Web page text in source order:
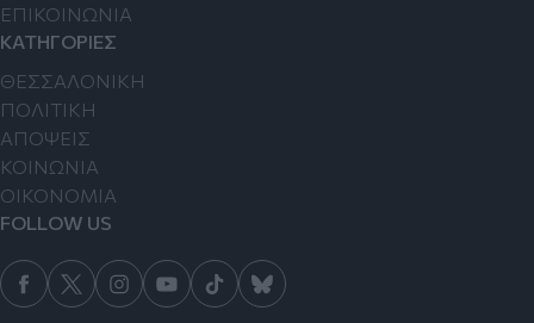
ΕΠΙΚΟΙΝΩΝΙΑ
ΚΑΤΗΓΟΡΙΕΣ
ΘΕΣΣΑΛΟΝΙΚΗ
ΠΟΛΙΤΙΚΗ
ΑΠΟΨΕΙΣ
ΚΟΙΝΩΝΙΑ
ΟΙΚΟΝΟΜΙΑ
FOLLOW US